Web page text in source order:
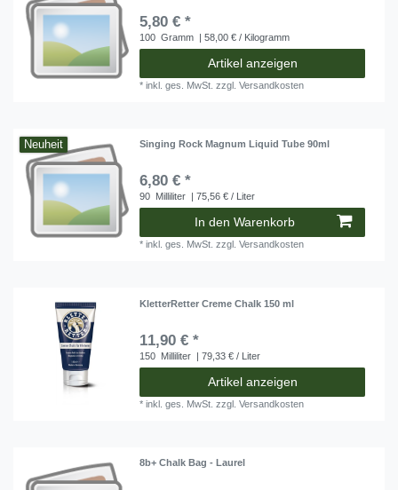
5,80 € *
100 Gramm | 58,00 € / Kilogramm
Artikel anzeigen
*inkl. ges. MwSt. zzgl.Versandkosten
Neuheit Singing Rock Magnum Liquid Tube 90ml
6,80 € *
90 Milliliter | 75,56 € / Liter
In den Warenkorb
*inkl. ges. MwSt. zzgl.Versandkosten
KletterRetter Creme Chalk 150 ml
11,90 € *
150 Milliliter | 79,33 € / Liter
Artikel anzeigen
*inkl. ges. MwSt. zzgl.Versandkosten
8b+ Chalk Bag - Laurel